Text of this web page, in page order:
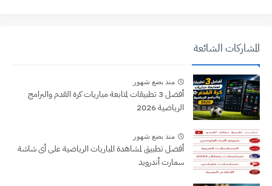
المشاركات الشائعة
منذ بضع شهور
أفضل 3 تطبيقات لمتابعة مباريات كرة القدم والبرامج
الرياضية 2026
منذ بضع شهور
أفضل تطبيق لمشاهدة المباريات الرياضية على أى شاشة
سمارت أندرويد